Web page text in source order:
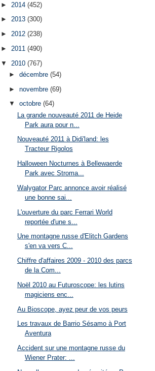
► 2014(452)
►2013(300)
►2012(238)
► 2011(490)
▼ 2010(767)
► décembre (54)
► novembre (69)
▼ octobre (64)
La grande nouveauté 2011 de Heide
Park aura pour n...
Nouveauté 2011 à Didi'land: les
Tracteur Rigolos
Halloween Nocturnes à Bellewaerde
Park avec Stroma...
Walygator Parc annonce avoir réalisé
une bonne sai...
L'ouverture du parc Ferrari World
reportée d'une s...
Une montagne russe d'Elitch Gardens
s'en va vers C...
Chiffre d'affaires 2009 - 2010 des parcs
de la Com...
Noël 2010 au Futuroscope: les lutins
magiciens enc...
Au Bioscope, ayez peur de vos peurs
Les travaux de Barrio Sésamo à Port
Aventura
Accident sur une montagne russe du
Wiener Prater: ...